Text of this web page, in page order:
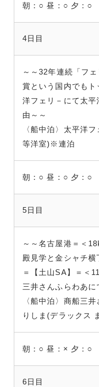
朝：○ 昼：○ 夕：○
4日目
～～32年連続「フ
賞という国内でも
洋フェリ－にて太
由～～
〈船中泊〉太平洋
等洋室)※連泊
朝：○ 昼：○ 夕：○
5日目
～～名古屋港＝＜
殿見学と金シャチ
＝【土山SA】＝＜
三井さんふらわあに
〈船中泊〉商船三
りしま(デラックス
朝：○ 昼：× 夕：○
6日目